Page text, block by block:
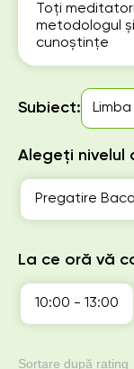
Toți
metodologul
cunoștințe
Subiect:
Alegeți nivelul
Pregatire
La ce oră vă
10:00 - 13:00
Sortare după rating